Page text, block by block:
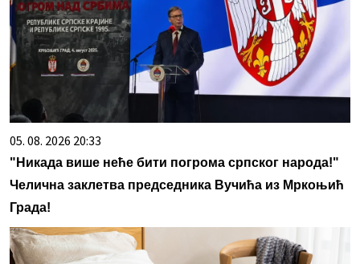
05. 08. 2026 20:33
"Никада више неће бити погрома српског народа!"
Челична заклетва председника Вучића из Мркоњић
Града!